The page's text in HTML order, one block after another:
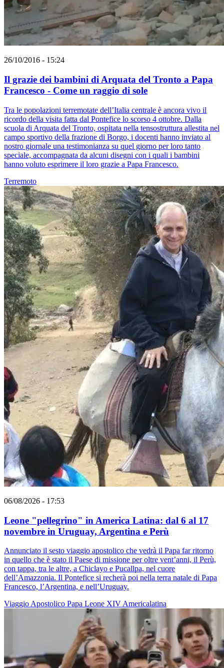
26/10/2016 - 15:24
​Il grazie dei bambini di Arquata del Tronto a Papa
Francesco - Come un raggio di sole
Tra le popolazioni terremotate dell’Italia centrale è ancora vivo il
ricordo della visita fatta dal Pontefice lo scorso 4 ottobre. Dalla
scuola di Arquata del Tronto, ospitata nella tensostruttura allestita nel
campo sportivo della frazione di Borgo, i docenti hanno inviato al
nostro giornale una testimonianza su quel giorno per loro tanto
speciale, accompagnata da alcuni disegni con i quali i bambini
hanno voluto esprimere il loro grazie a Papa Francesco.
Terremoto
06/08/2026 - 17:53
Leone "pellegrino" in America Latina: dal 6 al 17
novembre in Uruguay, Argentina e Perù
Annunciato il sesto viaggio apostolico che vedrà il Papa far ritorno
in quello che è stato il Paese di missione per oltre vent’anni, il Perù,
con tappa, tra le altre, a Chiclayo e Pucallpa, nel cuore
dell’Amazzonia. Il Pontefice si recherà poi nella terra natale di Papa
Francesco, l’Argentina, e nell’Uruguay.
Viaggio Apostolico Papa Leone XIV Americalatina